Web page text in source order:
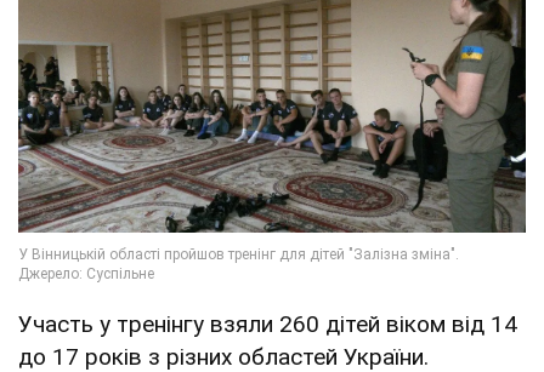
Участь у тренінгу взяли 260 дітей віком від 14
до 17 років з різних областей України.